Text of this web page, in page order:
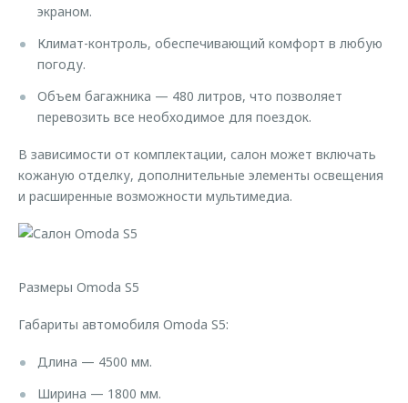
экраном.
Климат-контроль, обеспечивающий комфорт в любую
погоду.
Объем багажника — 480 литров, что позволяет
перевозить все необходимое для поездок.
В зависимости от комплектации, салон может включать
кожаную отделку, дополнительные элементы освещения
и расширенные возможности мультимедиа.
Размеры Omoda S5
Габариты автомобиля Omoda S5:
Длина — 4500 мм.
Ширина — 1800 мм.